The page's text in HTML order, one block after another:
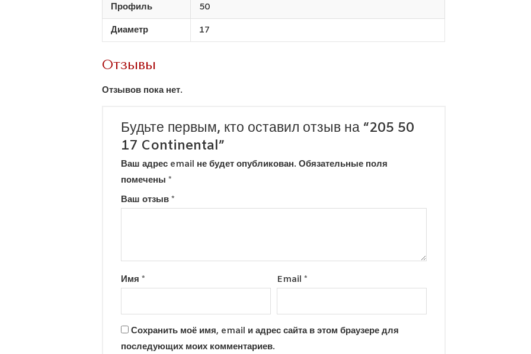
Профиль
50
Диаметр
17
Отзывы
Отзывов пока нет.
Будьте первым, кто оставил отзыв на “205 50
17 Continental”
Ваш адрес email не будет опубликован. Обязательные поля
помечены*
Ваш отзыв*
Имя* Email*
Сохранить моё имя, email и адрес сайта в этом браузере для
последующих моих комментариев.